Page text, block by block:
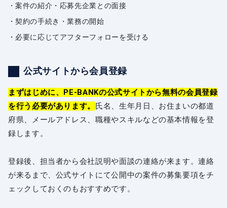
案件の紹介・応募先企業との面接
契約の手続き・業務の開始
必要に応じてアフターフォローを受ける
公式サイトから会員登録
まずはじめに、PE-BANKの公式サイトから無料の会員登録
を行う必要があります。 氏名、生年月日、お住まいの都道
府県、メールアドレス、職種やスキルなどの基本情報を登
録します。
登録後、担当者から会社説明や面談の連絡が来ます。連絡
が来るまで、公式サイトにて公開中の案件の募集要項をチ
ェックしておくのもおすすめです。